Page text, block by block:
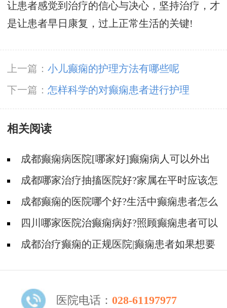
让患者感觉到治疗的信心与决心，坚持治疗，才
是让患者早日康复，过上正常生活的关键!
上一篇： 小儿癫痫的护理方法有哪些呢
下一篇： 怎样科学的对癫痫患者进行护理
相关阅读
成都癫痫病医院[哪家好]癫痫病人可以外出
吗?成都哪家治疗抽搐医院好?家属在平时应该怎
么照顾癫痫患者?
成都癫痫的医院哪个好?生活中癫痫患者怎么
护理?四川哪家医院治癫痫病好?照顾癫痫患者可以
从哪几方面入手?
成都治疗癫痫的正规医院|癫痫患者如果想要
医院电话： 028-61197977